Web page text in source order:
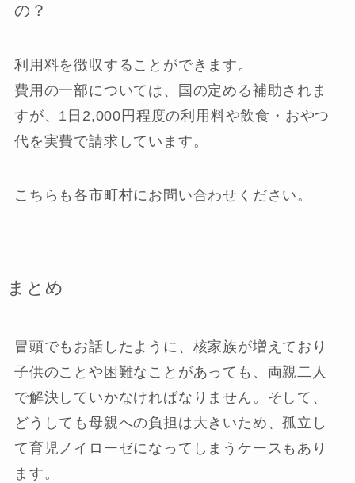
の？
利用料を徴収することができます。
費用の一部については、国の定める補助されま
すが、1日2,000円程度の利用料や飲食・おやつ
代を実費で請求しています。
こちらも各市町村にお問い合わせください。
まとめ
冒頭でもお話したように、核家族が増えており
子供のことや困難なことがあっても、両親二人
で解決していかなければなりません。そして、
どうしても母親への負担は大きいため、孤立し
て育児ノイローゼになってしまうケースもあり
ます。